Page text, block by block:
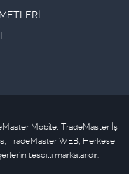
Mobile, TradeMaster İş
TradeMaster WEB, Herkese
tescilli markalarıdır.